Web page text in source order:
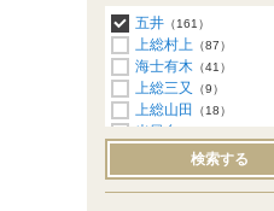
五井 （161）
上総村上 （87）
海士有木 （41）
上総三又 （9）
上総山田 （18）
光風台
（11）
上総牛久（3）
上総川間（2）
検索する